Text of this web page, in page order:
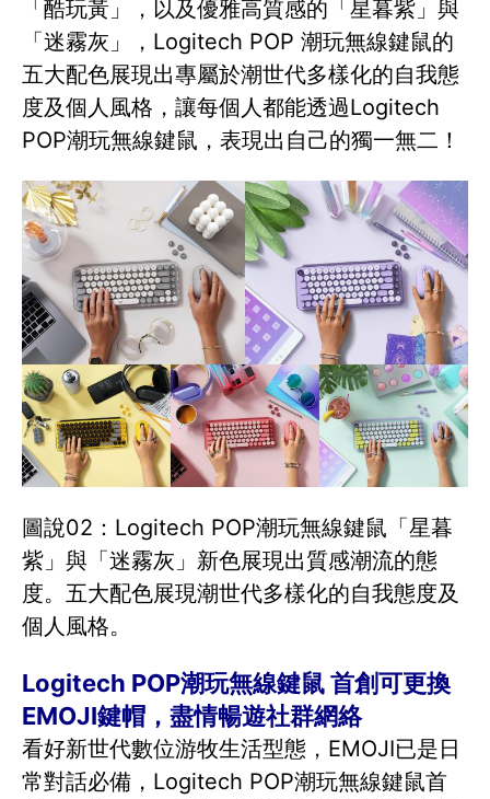
「酷玩黃」，以及優雅高質感的「星暮紫」與
「迷霧灰」，Logitech POP 潮玩無線鍵鼠的
五大配色展現出專屬於潮世代多樣化的自我態
度及個人風格，讓每個人都能透過Logitech
POP潮玩無線鍵鼠，表現出自己的獨一無二！
圖說02：Logitech POP潮玩無線鍵鼠「星暮
紫」與「迷霧灰」新色展現出質感潮流的態
度。五大配色展現潮世代多樣化的自我態度及
個人風格。
Logitech POP潮玩無線鍵鼠 首創可更換
EMOJI鍵帽，盡情暢遊社群網絡
看好新世代數位游牧生活型態，EMOJI已是日
常對話必備，Logitech POP潮玩無線鍵鼠首